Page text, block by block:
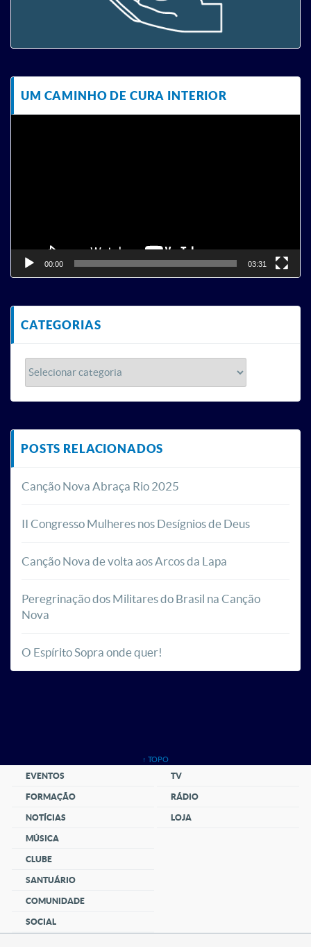
UM CAMINHO DE CURA INTERIOR
00:00 03:31
CATEGORIAS
POSTS RELACIONADOS
Canção Nova Abraça Rio 2025
II Congresso Mulheres nos Desígnios de Deus
Canção Nova de volta aos Arcos da Lapa
Peregrinação dos Militares do Brasil na Canção
Nova
O Espírito Sopra onde quer!
↑ TOPO
EVENTOS
FORMAÇÃO
NOTÍCIAS
MÚSICA
CLUBE
SANTUÁRIO
COMUNIDADE
SOCIAL
TV
RÁDIO
LOJA